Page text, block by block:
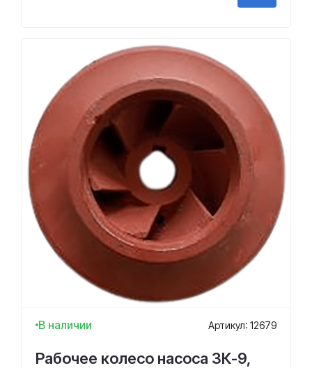
В наличии Артикул: 12679
Рабочее колесо насоса 3К-9,